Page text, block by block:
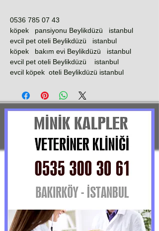
0536 785 07 43
köpek pansiyonu Beylikdüzü istanbul
evcil pet oteli Beylikdüzü istanbul
köpek bakım evi Beylikdüzü istanbul
evcil pet oteli Beylikdüzü istanbul
evcil köpek oteli Beylikdüzü istanbul